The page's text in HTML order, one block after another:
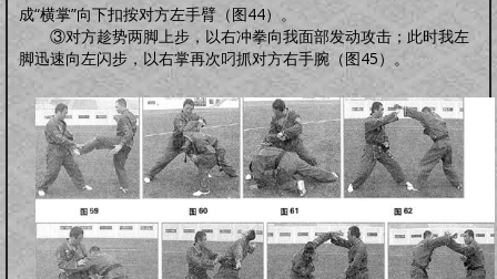
成“横掌”向下扣按对方左手臂（图44）。
③对方趁势两脚上步，以右冲拳向我面部发动攻击；此时我左
脚迅速向左闪步，以右掌再次叼抓对方右手腕（图45）。